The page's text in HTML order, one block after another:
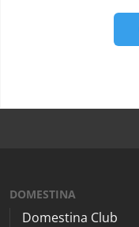
DOMESTINA
Domestina Club